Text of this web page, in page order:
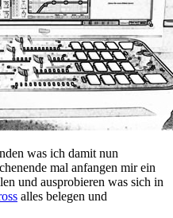
was ich damit nun
mal anfangen mir ein
und ausprobieren was sich in
alles belegen und